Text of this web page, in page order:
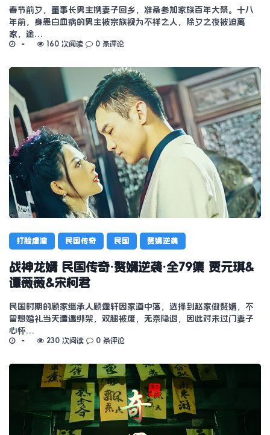
春节前夕，董事长男主携妻子回乡，准备参加家族百年大祭。十八
年前，身患白血病的男主被宗族视为不祥之人，除夕之夜被迫离
家，途…
160 次阅读 0 条评论
打脸虐渣 民国传奇 民国 赘婿逆袭
战神龙婿 民国传奇·赘婿逆袭·全79集 贾元琪&
谭薇薇&宋柯君
民国时期的顾家继承人顾霆轩因家道中落，选择到赵家做赘婿，不
曾想婚礼当天遭遇绑架，双腿被废，无奈隐退，因此对未过门妻子
心怀…
230 次阅读 0 条评论